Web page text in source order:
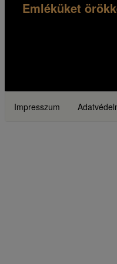
Emléküket
Impresszum